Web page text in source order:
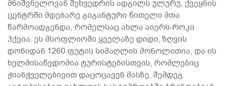
მნიშვნელოვან შეხვედრის ადგილს ულურუ, ქვეყნის
ცენტრში მდებარე გიგანტური წითელი მთა
წარმოადგენდა, რომელსაც ახლა აიერს-როკი
ჰქვია. ეს მსოფლიოში ყველაზე დიდი, ზღვის
დონიდან 1260 ფუტის სიმაღლის მონოლითია, და ის
ხელმისაწვდომია ტურისტებისთვის, რომლებიც
ჭიანჭველებივით დაცოცავენ მასზე, შემდეგ